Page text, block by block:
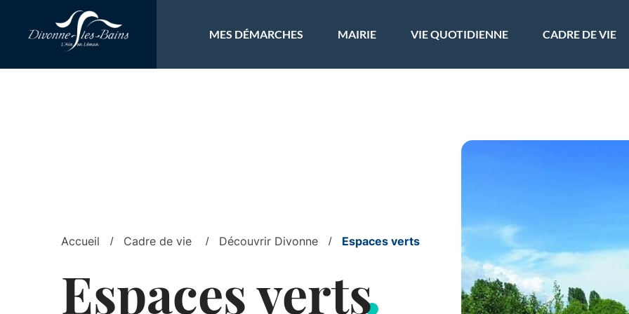
MES DÉMARCHES MAIRIE VIE QUOTIDIENNE CADRE DE VIE
Accueil Cadre de vie Découvrir Divonne Espaces verts
Espaces verts